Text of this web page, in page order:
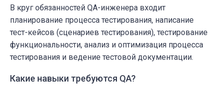
В круг обязанностей QA-инженера входит
планирование процесса тестирования, написание
тест-кейсов (сценариев тестирования), тестирование
функциональности, анализ и оптимизация процесса
тестирования и ведение тестовой документации.
Какие навыки требуются QA?